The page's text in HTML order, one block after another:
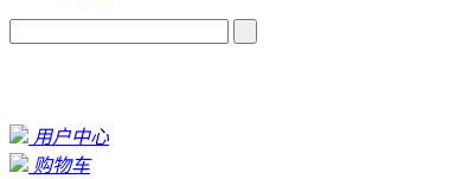
用户中心
购物车